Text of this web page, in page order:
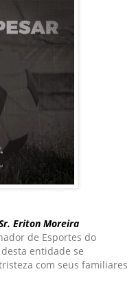
Eriton Moreira
de Esportes do
entidade se
com seus familiares